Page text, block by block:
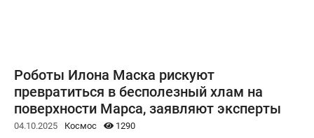
Роботы Илона Маска рискуют
превратиться в бесполезный хлам на
поверхности Марса, заявляют эксперты
04.10.2025 Космос 1290